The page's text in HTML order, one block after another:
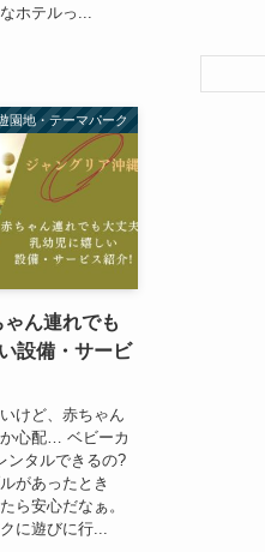
ホテルっ...
園地・テーマパーク
ゃん連れでも
設備・サービ
けど、赤ちゃん
心配… ベビーカ
ンタルできるの?
があったとき
ら安心だなぁ。
に遊びに行...